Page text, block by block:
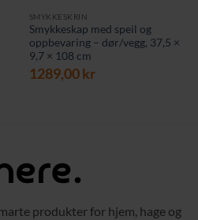
SMYKKESKRIN
Smykkeskap med speil og
oppbevaring – dør/vegg, 37,5 ×
9,7 × 108 cm
1289,00kr
produkter for hjem, hage og